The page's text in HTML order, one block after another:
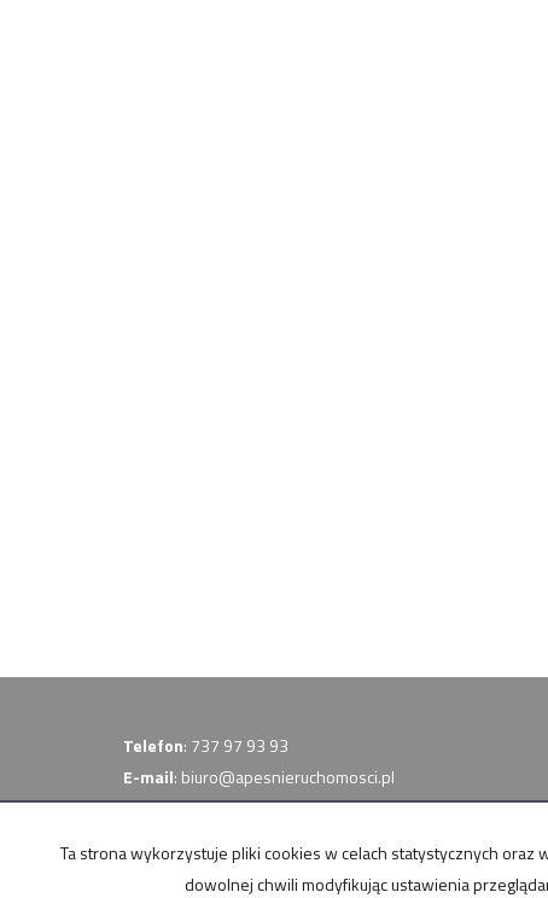
Telefon: 737 97 93 93
E-mail: biuro@apesnieruchomosci.pl
FB:/apesnieruchomosci
Ta strona wykorzystuje pliki cookies w celach statystycznych
dowolnej chwili modyfikując ustawienia